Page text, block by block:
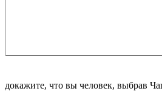
докажите, что вы человек, выбрав